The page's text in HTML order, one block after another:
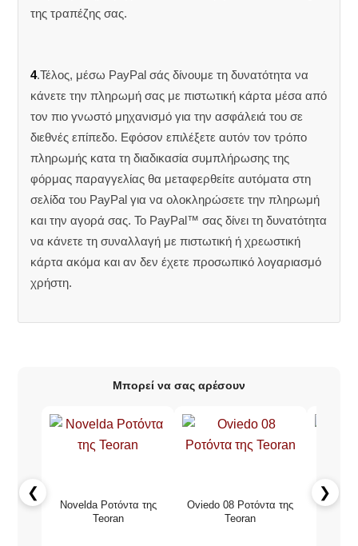
της τραπέζης σας.
4.Τέλος, μέσω PayPal σάς δίνουμε τη δυνατότητα να
κάνετε την πληρωμή σας με πιστωτική κάρτα μέσα από
τον πιο γνωστό μηχανισμό για την ασφάλειά του σε
διεθνές επίπεδο. Εφόσον επιλέξετε αυτόν τον τρόπο
πληρωμής κατα τη διαδικασία συμπλήρωσης της
φόρμας παραγγελίας θα μεταφερθείτε αυτόματα στη
σελίδα του PayPal για να ολοκληρώσετε την πληρωμή
και την αγορά σας. Το PayPal™ σας δίνει τη δυνατότητα
να κάνετε τη συναλλαγή με πιστωτική ή χρεωστική
κάρτα ακόμα και αν δεν έχετε προσωπικό λογαριασμό
χρήστη.
Μπορεί να σας αρέσουν
❮
Novelda Ροτόντα της
Teoran
Oviedo 08 Ροτόντα της
Teoran
❯